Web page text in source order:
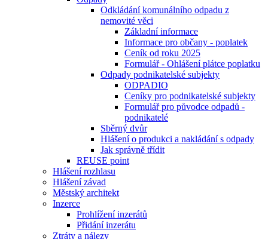
Odkládání komunálního odpadu z
nemovité věci
Základní informace
Informace pro občany - poplatek
Ceník od roku 2025
Formulář - Ohlášení plátce poplatku
Odpady podnikatelské subjekty
ODPADIO
Ceníky pro podnikatelské subjekty
Formulář pro původce odpadů -
podnikatelé
Sběrný dvůr
Hlášení o produkci a nakládání s odpady
Jak správně třídit
REUSE point
Hlášení rozhlasu
Hlášení závad
Městský architekt
Inzerce
Prohlížení inzerátů
Přidání inzerátu
Ztráty a nálezy